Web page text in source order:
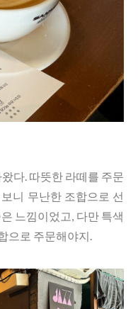
다. 따뜻한 라떼를 주문
니 무난한 조합으로 선
느낌이었고, 다만 특색
으로 주문해야지.